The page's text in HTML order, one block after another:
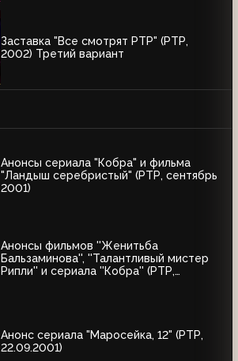
Заставка "Все смотрят РТР" (РТР,
2002) Третий вариант
Анонсы сериала "Кобра" и фильма
"Ландыш серебристый" (РТР, сентябрь
2001)
Анонсы фильмов ''Женитьба
Бальзаминова'', ''Талантливый мистер
Рипли'' и сериала ''Кобра'' (РТР,
Анонс сериала "Маросейка, 12" (РТР,
22.09.2001)